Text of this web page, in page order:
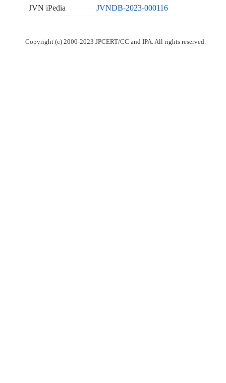
JVN iPedia JVNDB-2023-000116
Copyright (c) 2000-2023 JPCERT/CC and IPA. All rights reserved.